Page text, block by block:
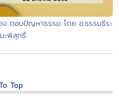
ง ตอบปัญหาธรรม โดย อ.ธรรมธีระ
ะพิสุทธิ์
Top